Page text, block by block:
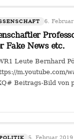
6.
Fake News etc.
Leute Bernhard
m.youtube.com/
Beitrags-Bild von
5. Februar 2019